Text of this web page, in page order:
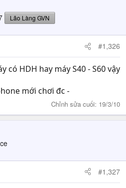
Lão Làng GVN
#1,326
có HDH hay máy S40 - S60 vậy
mới chơi đc -
Chỉnh sửa cuối: 19/3/10
#1,327